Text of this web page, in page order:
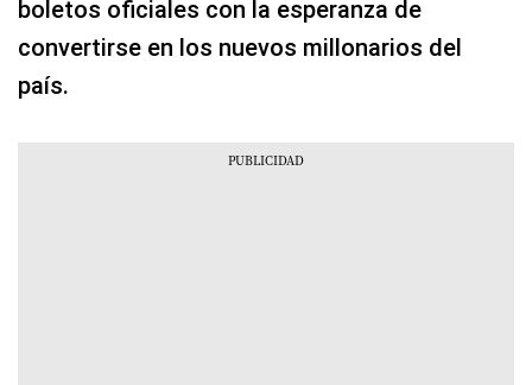
boletos oficiales con la esperanza de
convertirse en los nuevos millonarios del
país.